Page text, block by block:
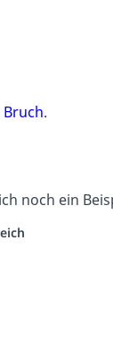
Bruch.
noch ein